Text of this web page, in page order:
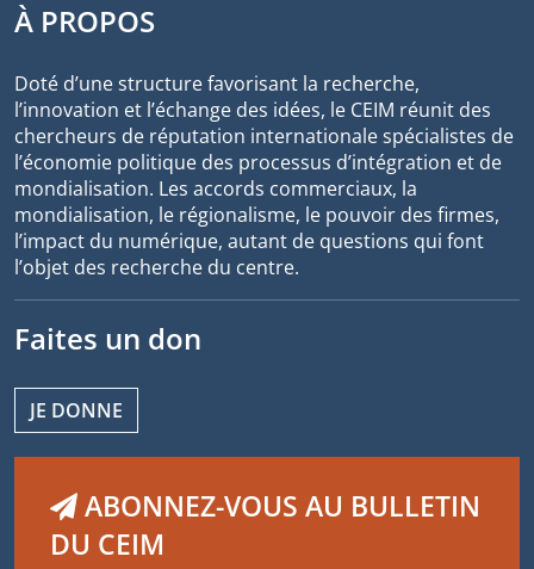
À PROPOS
Doté d’une structure favorisant la recherche,
l’innovation et l’échange des idées, le CEIM réunit des
chercheurs de réputation internationale spécialistes de
l’économie politique des processus d’intégration et de
mondialisation. Les accords commerciaux, la
mondialisation, le régionalisme, le pouvoir des firmes,
l’impact du numérique, autant de questions qui font
l’objet des recherche du centre.
Faites un don
JE DONNE
ABONNEZ-VOUS AU BULLETIN
DU CEIM